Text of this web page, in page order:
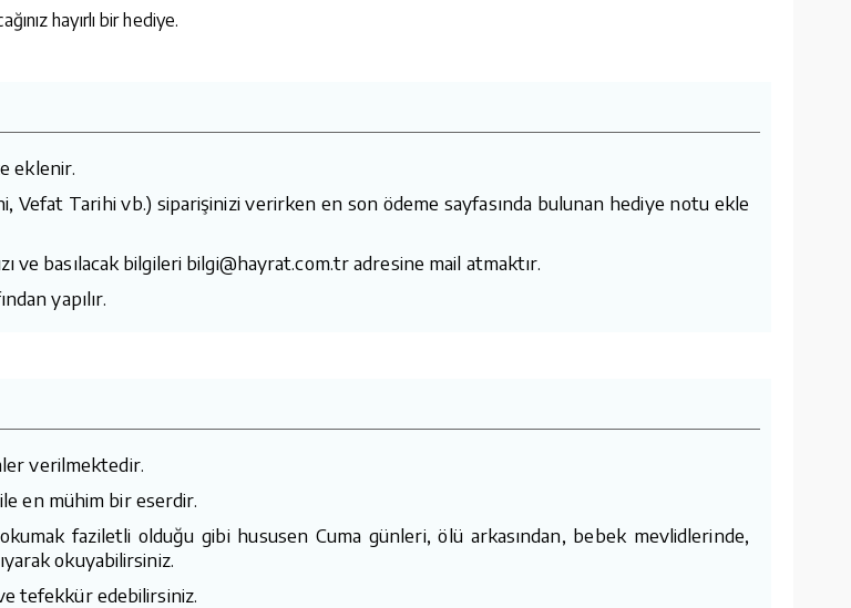
hayırlı bir hediye.
eklenir.
Vefat Tarihi vb.) siparişinizi verirken en son ödeme sayfasında bulunan hediye notu ekle
ve basılacak bilgileri bilgi@hayrat.com.tr adresine mail atmaktır.
yapılır.
verilmektedir.
en mühim bir eserdir.
faziletli olduğu gibi hususen Cuma günleri, ölü arkasından, bebek mevlidlerinde,
okuyabilirsiniz.
tefekkür edebilirsiniz.